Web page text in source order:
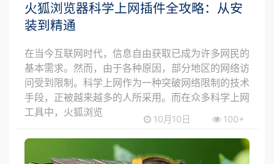
火狐浏览器科学上网插件全攻略：从安
装到精通
在当今互联网时代，信息自由获取已成为许多网民的
基本需求。然而，由于各种原因，部分地区的网络访
问受到限制。科学上网作为一种突破网络限制的技术
手段，正被越来越多的人所采用。而在众多科学上网
工具中，火狐浏览
10月10日 100+